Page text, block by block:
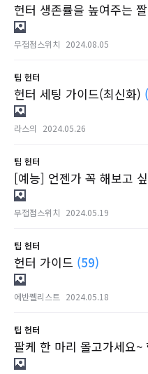
헌터 생존률을 높여주는
무접점스위치 2024.08.05
팁 헌터
헌터 세팅 가이드(최신화)
라스의 2024.05.26
팁 헌터
[예능] 언젠가 꼭 해보고
무접점스위치 2024.05.19
팁 헌터
헌터 가이드 (59)
에반쩰리스트 2024.05.18
팁 헌터
팔케 한 마리 몰고가세요